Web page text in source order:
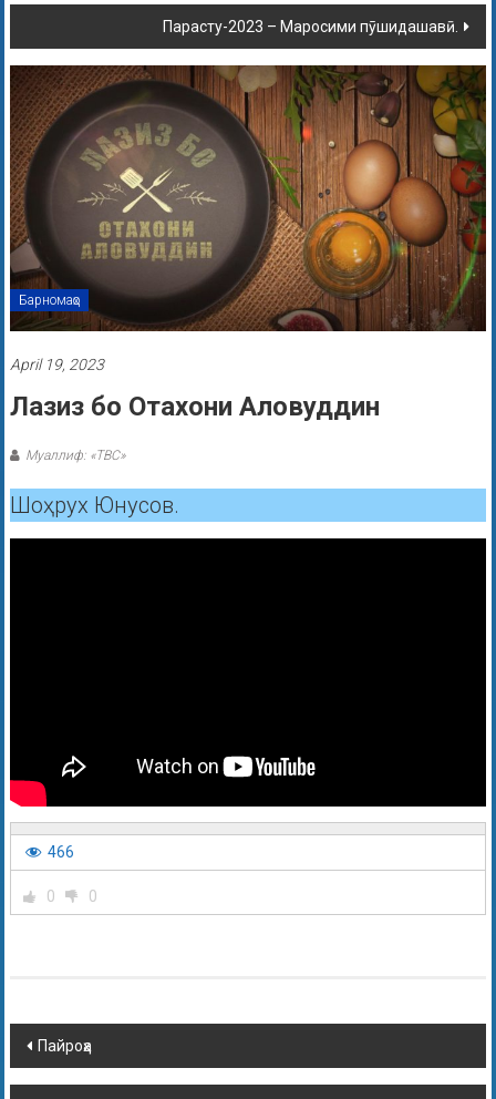
Парасту-2023 – Маросими пӯшидашавӣ.
Барномаҳо
April 19, 2023
Лазиз бо Отахони Аловуддин
Муаллиф: «ТВС»
Шоҳрух Юнусов.
466
0 0
Пайроҳа